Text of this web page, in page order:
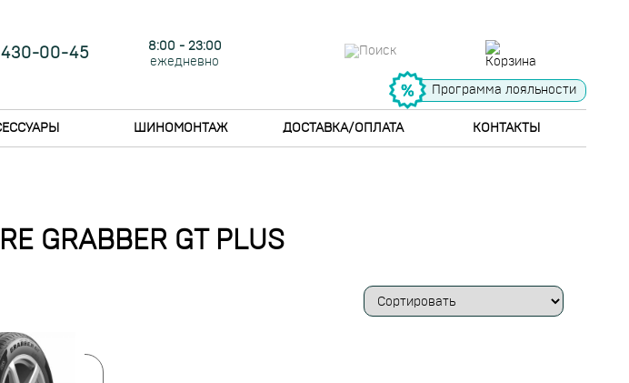
430-00-45
8:00 - 23:00
ежедневно
Программа лояльности
ШИНОМОНТАЖ ДОСТАВКА/ОПЛАТА КОНТАКТЫ
GRABBER GT PLUS